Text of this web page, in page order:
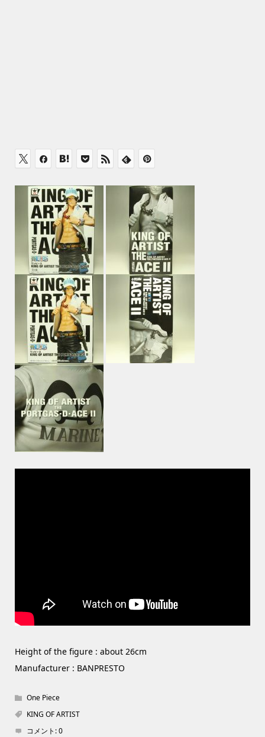
Height of the figure : about 26cm
Manufacturer : BANPRESTO
One Piece
KING OF ARTIST
コメント:0